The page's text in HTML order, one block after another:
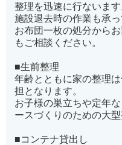
整理を迅速に行ないます
施設退去時の作業も承っ
お布団一枚の処分から
もご相談ください。
■生前整理
年齢とともに家の整理
担となります。
お子様の巣立ちや定年
ースづくりのための大
■コンテナ貸出し